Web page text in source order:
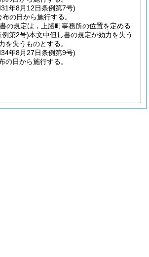
年8月12日条例第7号)
の日から施行する。
の規定は，上勝町事務所の位置を定める
第2号)本文中但し書の規定が効力を失う
を失うものとする。
年8月27日条例第9号)
の日から施行する。